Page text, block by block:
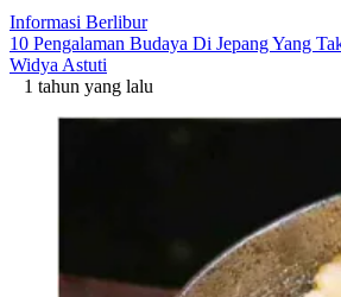
Informasi Berlibur
10 Pengalaman Budaya Di Jepang Yang
Widya Astuti
1 tahun yang lalu